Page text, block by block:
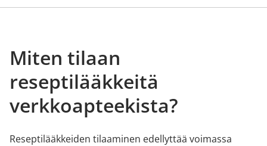
Miten tilaan
reseptilääkkeitä
verkkoapteekista?
Reseptilääkkeiden tilaaminen edellyttää voimassa